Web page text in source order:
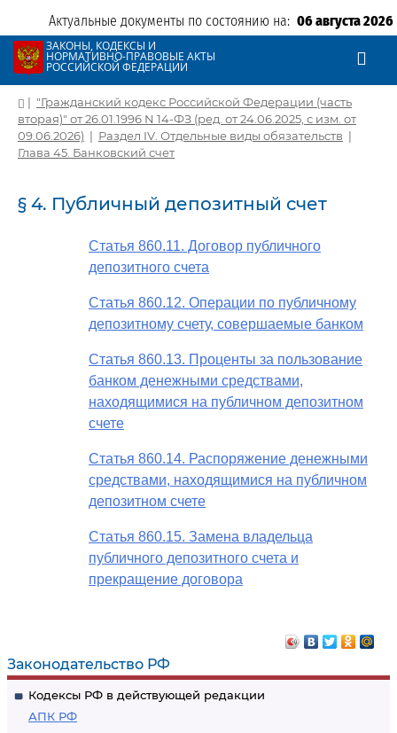
Актуальные документы по состоянию на: 06 августа 2026
ЗАКОНЫ, КОДЕКСЫ И
НОРМАТИВНО-ПРАВОВЫЕ АКТЫ
РОССИЙСКОЙ ФЕДЕРАЦИИ
Законодательство РФ
Кодексы РФ в действующей редакции
АПК РФ
| "Гражданский кодекс Российской Федерации (часть
вторая)" от 26.01.1996 N 14-ФЗ (ред. от 24.06.2025, с изм. от
09.06.2026) | Раздел IV. Отдельные виды обязательств |
Глава 45. Банковский счет
§ 4. Публичный депозитный счет
Статья 860.11. Договор публичного
депозитного счета
Статья 860.12. Операции по публичному
депозитному счету, совершаемые банком
Статья 860.13. Проценты за пользование
банком денежными средствами,
находящимися на публичном депозитном
счете
Статья 860.14. Распоряжение денежными
средствами, находящимися на публичном
депозитном счете
Статья 860.15. Замена владельца
публичного депозитного счета и
прекращение договора